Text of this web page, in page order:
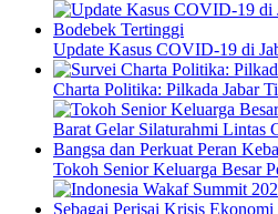
Update Kasus COVID-19 di
Charta Politika: Pilkada Jabar
Tokoh Senior Keluarga Besar